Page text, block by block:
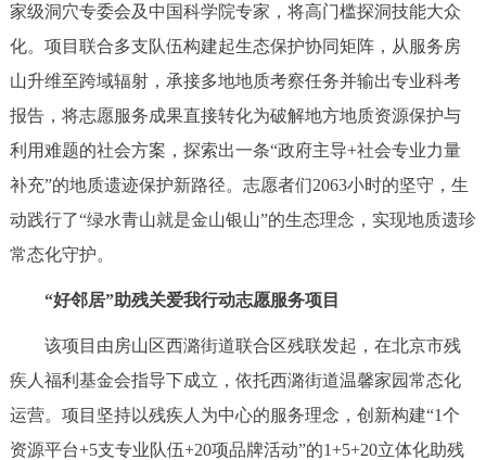
家级洞穴专委会及中国科学院专家，将高门槛探洞技能大众
化。项目联合多支队伍构建起生态保护协同矩阵，从服务房
山升维至跨域辐射，承接多地地质考察任务并输出专业科考
报告，将志愿服务成果直接转化为破解地方地质资源保护与
利用难题的社会方案，探索出一条“政府主导+社会专业力量
补充”的地质遗迹保护新路径。志愿者们2063小时的坚守，生
动践行了“绿水青山就是金山银山”的生态理念，实现地质遗珍
常态化守护。
“好邻居”助残关爱我行动志愿服务项目
该项目由房山区西潞街道联合区残联发起，在北京市残
疾人福利基金会指导下成立，依托西潞街道温馨家园常态化
运营。项目坚持以残疾人为中心的服务理念，创新构建“1个
资源平台+5支专业队伍+20项品牌活动”的1+5+20立体化助残